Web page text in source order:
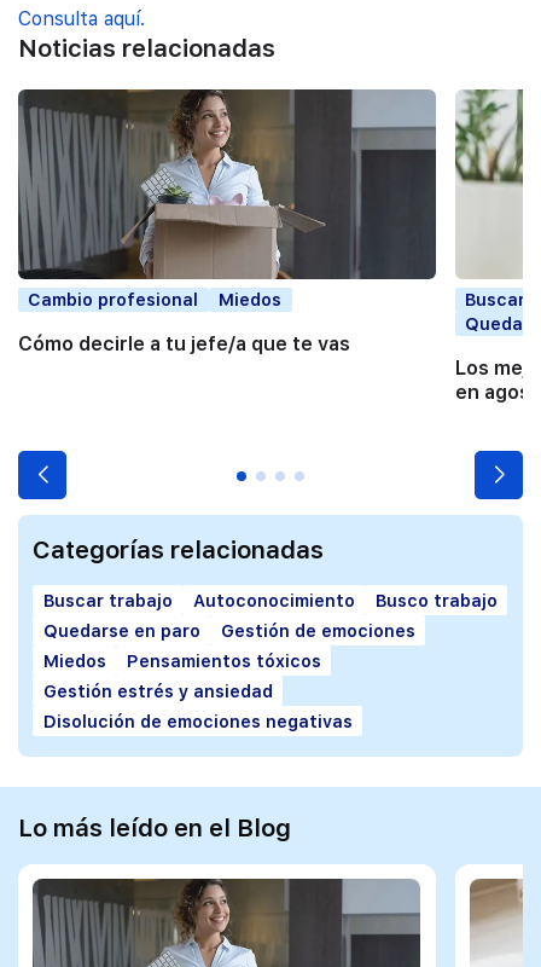
Consulta aquí.
Noticias relacionadas
Cambio profesional Miedos
Cómo decirle a tu jefe/a que te vas
Buscar
Los
en
Categorías relacionadas
Buscar trabajo Autoconocimiento
Busco trabajo
Quedarse en paro
Gestión de emociones
Miedos
Pensamientos tóxicos
Gestión estrés y ansiedad
Disolución de emociones negativas
Lo más leído en el Blog